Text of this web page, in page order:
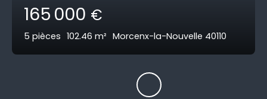
165 000 €
5 pièces 102.46 m² Morcenx-la-Nouvelle 40110